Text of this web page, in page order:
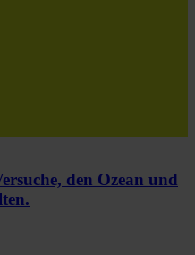
den Ozean und